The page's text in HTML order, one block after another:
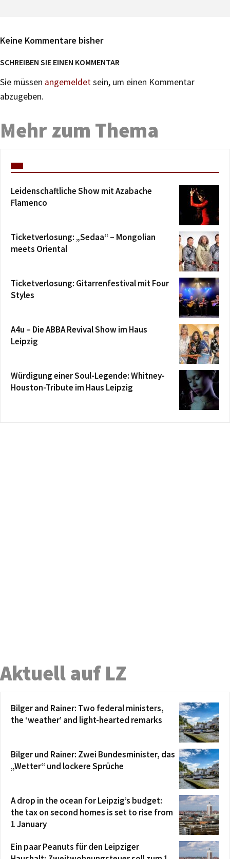
Keine Kommentare bisher
SCHREIBEN SIE EINEN KOMMENTAR
Sie müssen angemeldetsein, um einen Kommentar
abzugeben.
Mehr zum Thema
Leidenschaftliche Show mit Azabache
Flamenco
Ticketverlosung: „Sedaa“ – Mongolian
meets Oriental
Ticketverlosung: Gitarrenfestival mit Four
Styles
A4u – Die ABBA Revival Show im Haus
Leipzig
Würdigung einer Soul-Legende: Whitney-
Houston-Tribute im Haus Leipzig
Aktuell auf LZ
Bilger and Rainer: Two federal ministers,
the ‘weather’ and light-hearted remarks
Bilger und Rainer: Zwei Bundesminister, das
„Wetter“ und lockere Sprüche
A drop in the ocean for Leipzig’s budget:
the tax on second homes is set to rise from
1 January
Ein paar Peanuts für den Leipziger